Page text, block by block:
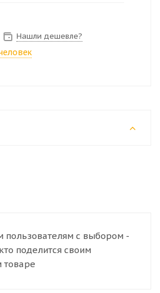
Нашли дешевле?
пользователям с выбором -
поделится своим
товаре